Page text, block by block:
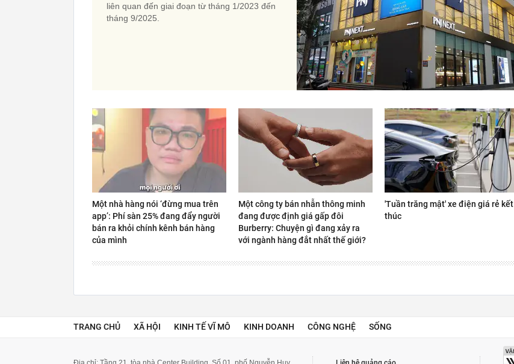
liên quan đến giai đoạn từ tháng 1/2023 đến
tháng 9/2025.
Một nhà hàng nói ‘đừng mua trên
app’: Phí sàn 25% đang đẩy người
bán ra khỏi chính kênh bán hàng
của mình
Một công ty bán nhẫn thông minh
đang được định giá gấp đôi
Burberry: Chuyện gì đang xảy ra
với ngành hàng đắt nhất thế giới?
'Tuần trăng mật' xe điện giá rẻ kết
thúc
TRANG CHỦ XÃ HỘI KINH TẾ VĨ MÔ KINH DOANH CÔNG NGHỆ SỐNG